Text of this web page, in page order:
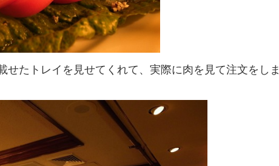
たトレイを見せてくれて、実際に肉を見て注文をしま